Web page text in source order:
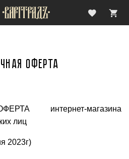
ОФЕРТА
интернет-магазина
лиц
2023г)